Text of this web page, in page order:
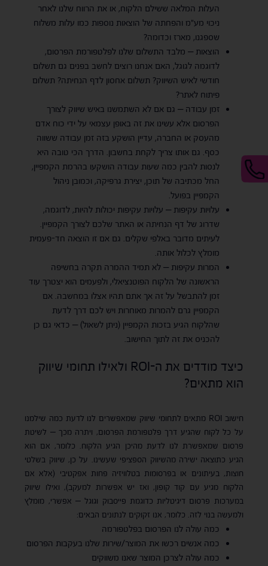
העלות המלאה ששילם הלקוח, או את הרווח שלנו לאחר
ניכוי מע"מ והפחתה של הוצאות נוספות כמו עלות משלוח
שספגנו, מארז וכדומה?
הוצאות – מלבד התשלום שלנו לפלטפורמת הפרסום,
לדוגמה לגוגל, האם אנחנו רוצים לחשב בפנים גם תשלום
חודשי לאיש השיווק? תשלום אחסון לדף הנחיתה? תשלום
פיתוח לאתר?
זמן עבודה – גם אם לא השתמשנו באיש שיווק לצורך
הפרסום אלא עשינו את זה באופן עצמאי על ידי כוח אדם
מהעסק או החברה, עדיין הושקע בזה זמן עבודה ששווה
כסף. גם אותו צריך לקחת בחשבון. הדרך הכי טובה היא
לנסות להבין כמה שעות עבודה הושקעו בהרמת הקמפיין,
החל מכתיבה של תוכן, יצירת גרפיקה, וכמובן ניהול
הקמפיין בפועל.
עלויות עקיפות – עלויות עקיפות יכולות להיות, לדוגמה,
שדרוג של דף הנחיתה או האתר שלכם לצורך הקמפיין.
לעיתים מדובר באלפי שקלים. גם אם זו הוצאה חד-פעמית
מומלץ לכלול אותה.
המרות עקיפות – לא תמיד ההמרה תקרה בחשיפה
הראשונה של הלקוח הפוטנציאלי, ולפעמים הוא יצטרך עוד
זמן להתבשל על זה אך אתם תהיו אצלו במחשבה. אם
הקמפיין גרם להמרות מאוחרות ויש לכם דרך לדעת
שהלקוח הגיע בזכות הקמפיין (ניתן לשאול) – כדאי גם כן
להכניס את זה לתוך החישוב.
כיצד מודדים את ה-ROI ולאילו תחומי שיווק
הוא מתאים?
חישוב ROI מתאים לתחומי שיווק שמאפשרים לנו לדעת כמה שילמנו
על כל לקוח שהגיע דרך פלטפורמת הפרסום, ויתרה מכך – לשיטת
פרסום שמאפשרת לנו לדעת מהיכן הגיע הלקוח. כלומר, אם הוא
הגיע כתוצאה ישירה מהשיווק הספציפי שעשינו. על כן, שיווק בשלטי
חוצות, בעיתונים או בפרסומות בטלוויזיה פחות אפקטיבי (אלא אם
הלקוח מגיע עם קוד קופון, ואז יש אפשרות למעקב), ואילו שיווק
במערכות פרסום דיגיטליות כדוגמת פייסבוק וגוגל – אפשרי, מומלץ
ולמעשה בנוי לזה. כלומר, אנו זקוקים לנתונים הבאים:
כמה עולה לנו הפרסום בפלטפורמה
כמה אנשים רכשו את המוצר/שירות שלנו בעקבות הפרסום
כמה עולה לצרכן המוצר שאנו משווקים